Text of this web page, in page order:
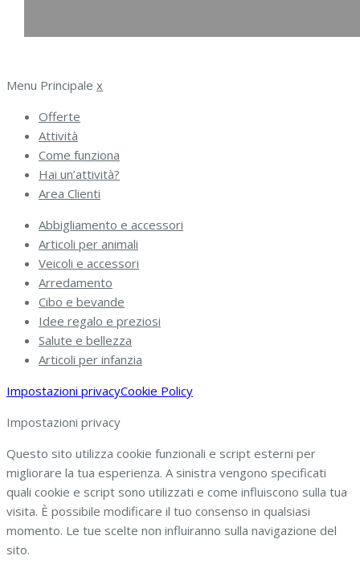
Menu Principale x
Offerte
Attività
Come funziona
Hai un’attività?
Area Clienti
Abbigliamento e accessori
Articoli per animali
Veicoli e accessori
Arredamento
Cibo e bevande
Idee regalo e preziosi
Salute e bellezza
Articoli per infanzia
Impostazioni privacyCookie Policy
Impostazioni privacy
Questo sito utilizza cookie funzionali e script esterni per
migliorare la tua esperienza. A sinistra vengono specificati
quali cookie e script sono utilizzati e come influiscono sulla tua
visita. È possibile modificare il tuo consenso in qualsiasi
momento. Le tue scelte non influiranno sulla navigazione del
sito.